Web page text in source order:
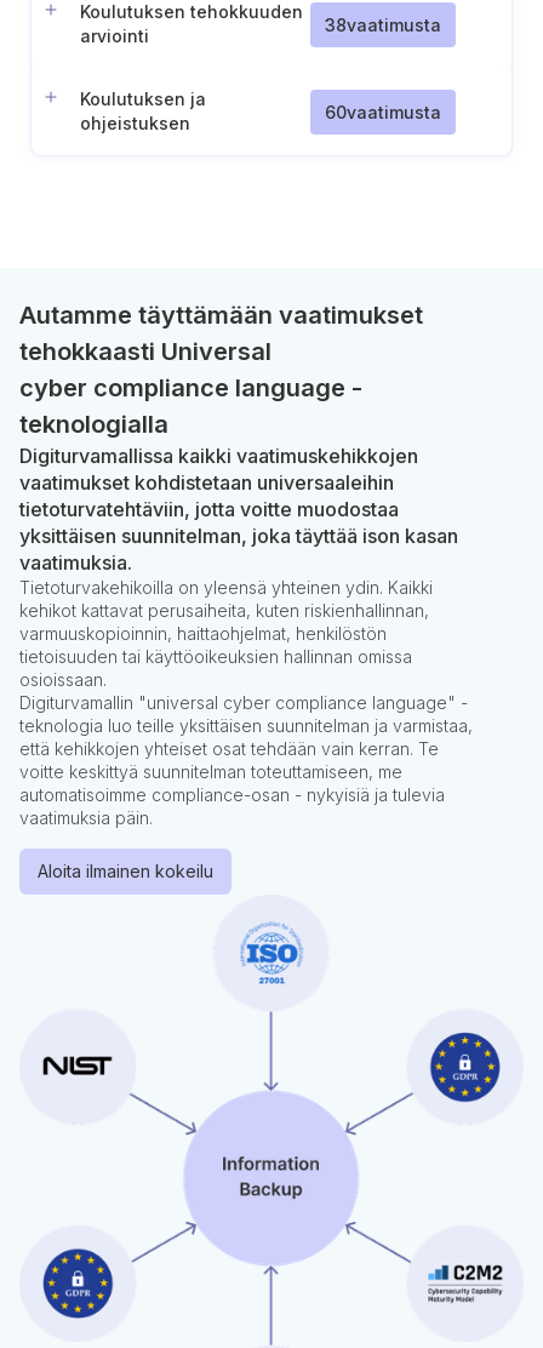
Koulutuksen tehokkuuden
arviointi
38vaatimusta
Koulutuksen ja
ohjeistuksen
60vaatimusta
Autamme täyttämään vaatimukset
tehokkaasti Universal
cyber compliance language -
teknologialla
Digiturvamallissa kaikki vaatimuskehikkojen
vaatimukset kohdistetaan universaaleihin
tietoturvatehtäviin, jotta voitte muodostaa
yksittäisen suunnitelman, joka täyttää ison kasan
vaatimuksia.
Tietoturvakehikoilla on yleensä yhteinen ydin. Kaikki
kehikot kattavat perusaiheita, kuten riskienhallinnan,
varmuuskopioinnin, haittaohjelmat, henkilöstön
tietoisuuden tai käyttöoikeuksien hallinnan omissa
osioissaan.
Digiturvamallin "universal cyber compliance language" -
teknologia luo teille yksittäisen suunnitelman ja varmistaa,
että kehikkojen yhteiset osat tehdään vain kerran. Te
voitte keskittyä suunnitelman toteuttamiseen, me
automatisoimme compliance-osan - nykyisiä ja tulevia
vaatimuksia päin.
Aloita ilmainen kokeilu